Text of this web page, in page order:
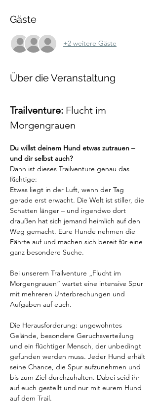
Gäste
+2 weitere Gäste
Über die Veranstaltung
Trailventure: Flucht im
Morgengrauen
Du willst deinem Hund etwas zutrauen –
und dir selbst auch?
Dann ist dieses Trailventure genau das
Richtige:
Etwas liegt in der Luft, wenn der Tag
gerade erst erwacht. Die Welt ist stiller, die
Schatten länger – und irgendwo dort
draußen hat sich jemand heimlich auf den
Weg gemacht. Eure Hunde nehmen die
Fährte auf und machen sich bereit für eine
ganz besondere Suche.
Bei unserem Trailventure „Flucht im
Morgengrauen“ wartet eine intensive Spur
mit mehreren Unterbrechungen und
Aufgaben auf euch.
Die Herausforderung: ungewohntes
Gelände, besondere Geruchsverteilung
und ein flüchtiger Mensch, der unbedingt
gefunden werden muss. Jeder Hund erhält
seine Chance, die Spur aufzunehmen und
bis zum Ziel durchzuhalten. Dabei seid ihr
auf euch gestellt und nur mit eurem Hund
auf dem Trail.